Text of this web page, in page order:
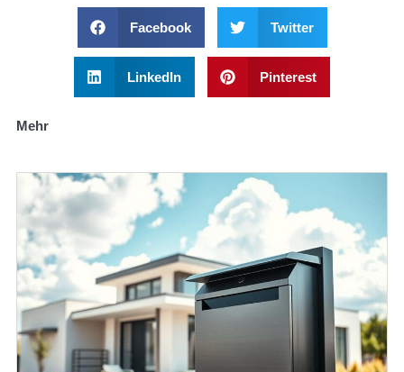
Facebook Twitter
LinkedIn Pinterest
Mehr